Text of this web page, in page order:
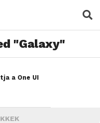
"Galaxy"
a One UI